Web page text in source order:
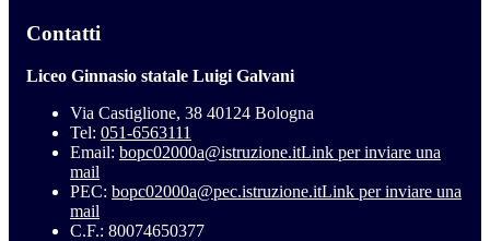
Contatti
Liceo Ginnasio statale Luigi Galvani
Via Castiglione, 38 40124 Bologna
Tel: 051-6563111
Email: bopc02000a@istruzione.itLink per inviare una
mail
PEC: bopc02000a@pec.istruzione.itLink per inviare una
mail
C.F.: 80074650377